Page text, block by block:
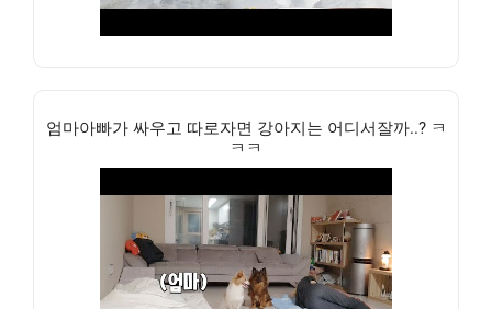
엄마아빠가 싸우고 따로자면 강아지는 어디서잘까..? ㅋ
ㅋㅋ